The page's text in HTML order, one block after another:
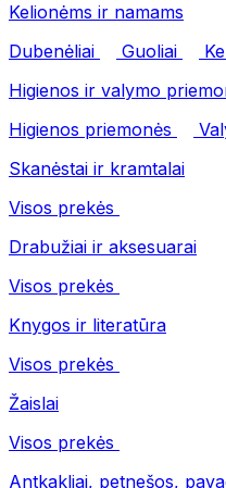
Kelionėms ir namams
Dubenėliai
Guoliai
Higienos ir valymo
Higienos priemonės
Skanėstai ir kramtalai
Visos prekės
Drabužiai ir aksesuarai
Visos prekės
Knygos ir literatūra
Visos prekės
Žaislai
Visos prekės
Antkakliai, petnešos,